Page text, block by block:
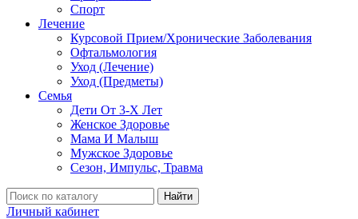
Спорт
Лечение
Курсовой Прием/Хронические Заболевания
Офтальмология
Уход (Лечение)
Уход (Предметы)
Семья
Дети От 3-Х Лет
Женское Здоровье
Мама И Малыш
Мужское Здоровье
Сезон, Импульс, Травма
Найти
Личный кабинет